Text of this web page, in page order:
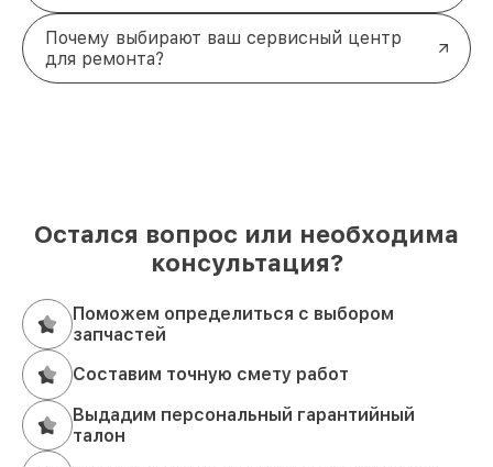
Почему выбирают ваш сервисный центр
для ремонта?
Остался вопрос или необходима
консультация?
Поможем определиться с выбором
запчастей
Составим точную смету работ
Выдадим персональный гарантийный
талон